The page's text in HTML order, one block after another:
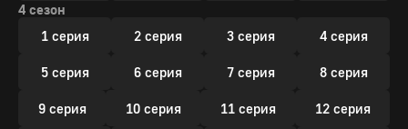
4 сезон
1 серия
2 серия 3 серия 4 серия
5 серия 6 серия 7 серия 8 серия
9 серия 10 серия 11 серия 12 серия